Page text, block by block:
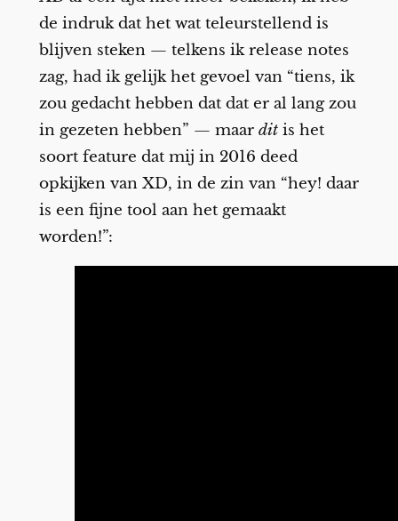
de indruk dat het wat teleurstellend is
blijven steken — telkens ik release notes
zag, had ik gelijk het gevoel van “tiens, ik
zou gedacht hebben dat dat er al lang zou
in gezeten hebben” — maar ditis het
soort feature dat mij in 2016 deed
opkijken van XD, in de zin van “hey! daar
is een fijne tool aan het gemaakt
worden!”: